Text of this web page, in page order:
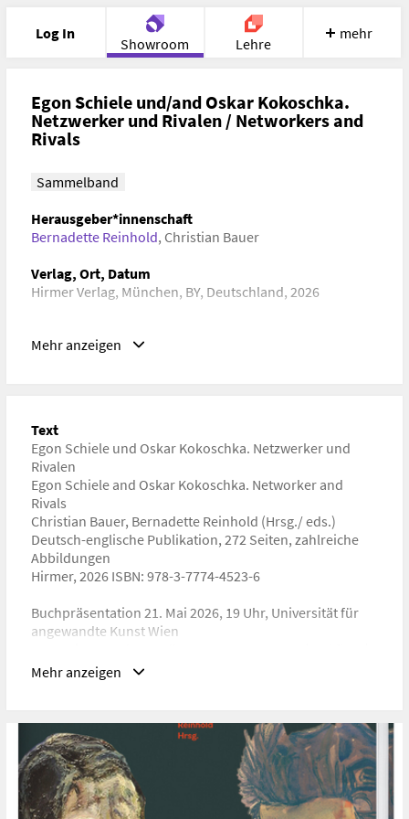
Log In
Showroom Lehre
Portfolio Image Cloud
mehr
Egon Schiele und/and Oskar Kokoschka.
Netzwerker und Rivalen / Networkers and
Rivals
Sammelband
Herausgeber*innenschaft
Bernadette Reinhold, Christian Bauer
Verlag, Ort, Datum
Hirmer Verlag, München, BY, Deutschland, 2026
Kunstgeschichte, Kulturgeschichte, Gender Studies,
URL
https://www.hirmerverlag.de/de/titel-1-
1/egon_schiele_oskar_kokoschka-2703/
Mehr anzeigen
Text
Egon Schiele und Oskar Kokoschka. Netzwerker und
Rivalen
Egon Schiele and Oskar Kokoschka. Networker and
Rivals
Christian Bauer, Bernadette Reinhold (Hrsg./ eds.)
Deutsch-englische Publikation, 272 Seiten, zahlreiche
Abbildungen
Hirmer, 2026 ISBN: 978-3-7774-4523-6
Buchpräsentation 21. Mai 2026, 19 Uhr, Universität für
angewandte Kunst Wien
Oskar Kokoschka und Egon Schiele zählen zu den
österreichischen Expressionismus maßgeblich und übt
bis heute große Faszination aus. Beide sind als
einzigartige Netzwerker bekannt, doch ihre Beziehung
zueinander und auch ihre Rivalität blieben bislang
weitgehend unbeachtet. Als Schiele 1918 mit nur 28
Jahren starb und seine Annäherung an Kokoschka
Mehr anzeigen